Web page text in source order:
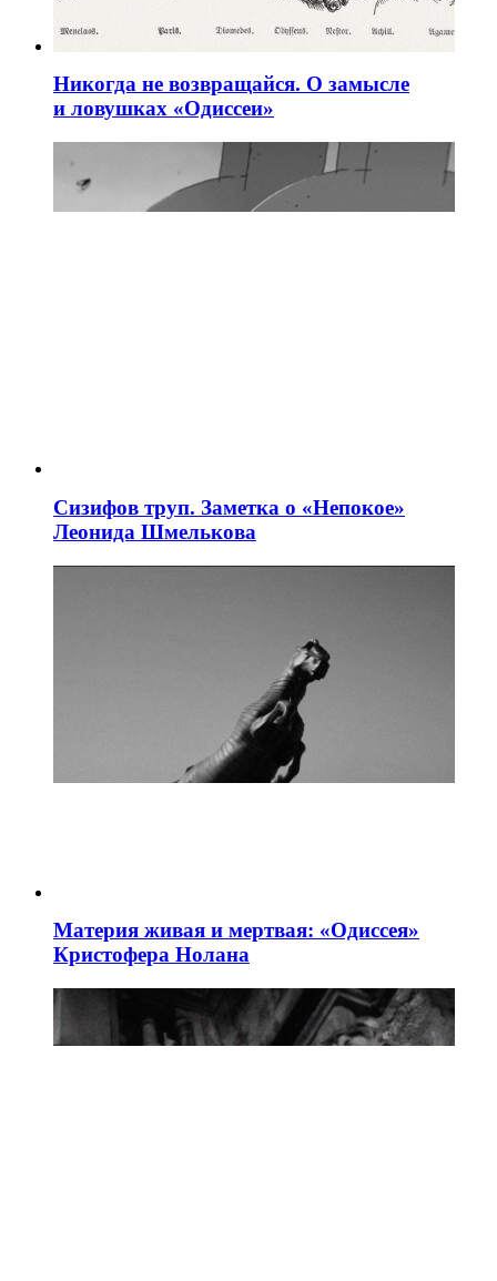
Никогда не возвращайся. О замысле
и ловушках «Одиссеи»
Сизифов труп. Заметка о «Непокое»
Леонида Шмелькова
Материя живая и мертвая: «Одиссея»
Кристофера Нолана